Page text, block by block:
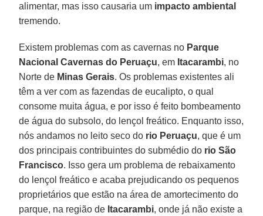
alimentar, mas isso causaria um impacto ambiental
tremendo.
Existem problemas com as cavernas no Parque
Nacional Cavernas do Peruaçu, em Itacarambi, no
Norte de Minas Gerais. Os problemas existentes ali
têm a ver com as fazendas de eucalipto, o qual
consome muita água, e por isso é feito bombeamento
de água do subsolo, do lençol freático. Enquanto isso,
nós andamos no leito seco do rio Peruaçu, que é um
dos principais contribuintes do submédio do rio São
Francisco. Isso gera um problema de rebaixamento
do lençol freático e acaba prejudicando os pequenos
proprietários que estão na área de amortecimento do
parque, na região de Itacarambi, onde já não existe a